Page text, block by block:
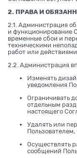
2. ПРАВА И
2.1. Администрация
и функционирование
временные сбои и
техническими
работ или действиями
2.2. Администрация
Изменять
уведомления
Ограничивать
отдельным
настоящего
Удалять или
Осуществлять
сообщений